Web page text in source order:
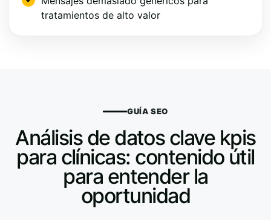
tratamientos de alto valor
GUÍA SEO
Análisis de datos clave kpis
para clínicas: contenido útil
para entender la
oportunidad